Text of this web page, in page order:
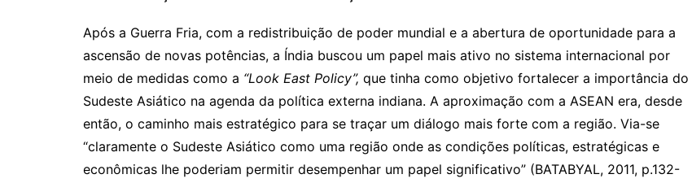
Após a Guerra Fria, com a redistribuição de poder mundial e a abertura de oportunidade para a
ascensão de novas potências, a Índia buscou um papel mais ativo no sistema internacional por
meio de medidas como a “Look East Policy”, que tinha como objetivo fortalecer a importância do
Sudeste Asiático na agenda da política externa indiana. A aproximação com a ASEAN era, desde
então, o caminho mais estratégico para se traçar um diálogo mais forte com a região. Via-se
“claramente o Sudeste Asiático como uma região onde as condições políticas, estratégicas e
econômicas lhe poderiam permitir desempenhar um papel significativo” (BATABYAL, 2011, p.132-